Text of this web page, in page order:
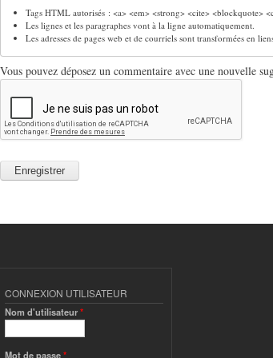
Tags HTML autorisés : <a> <em> <strong> <cite> <blockquote>
Les lignes et les paragraphes vont à la ligne automatiquement.
Les adresses de pages web et de courriels sont transformées en
Vous pouvez déposez un commentaire avec une nouvelle
CONNEXION UTILISATEUR
Nom d'utilisateur*
Mot de passe*